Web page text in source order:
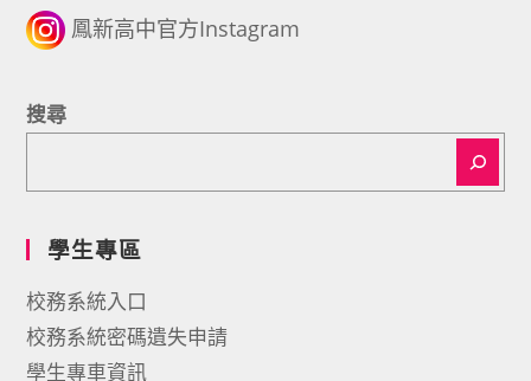
鳳新高中官方Instagram
搜尋
學生專區
校務系統入口
校務系統密碼遺失申請
學生專車資訊